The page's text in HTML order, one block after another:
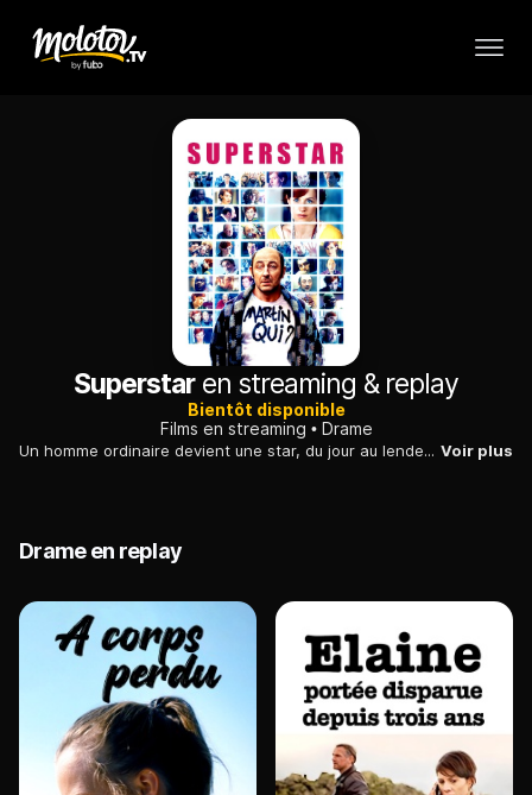
Superstaren streaming & replay
Bientôt disponible
Films en streaming
Drame
Un homme ordinaire devient une star, du jour au lendemain, sans savoir pourquoi. Il cherche à découvrir qui se cache derrière cette machination. Voir plus
Drame en replay